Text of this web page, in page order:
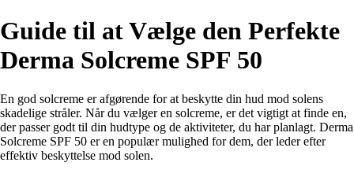
Guide til at Vælge den Perfekte
Derma Solcreme SPF 50
En god solcreme er afgørende for at beskytte din hud mod solens
skadelige stråler. Når du vælger en solcreme, er det vigtigt at finde en,
der passer godt til din hudtype og de aktiviteter, du har planlagt. Derma
Solcreme SPF 50 er en populær mulighed for dem, der leder efter
effektiv beskyttelse mod solen.